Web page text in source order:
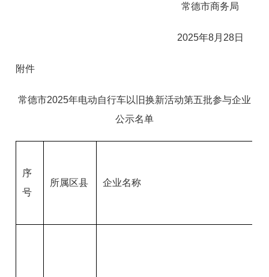
常德市商务局
2025年8月28日
附件
常德市2025年电动自行车以旧换新活动第五批参与企业
公示名单
序
号
所属区县 企业名称